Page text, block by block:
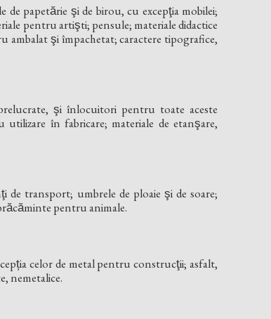
papetărie şi de birou, cu excepţia mobilei;
pentru artişti; pensule; materiale didactice
şi împachetat; caractere tipografice,
şi înlocuitori pentru toate aceste
în fabricare; materiale de etanşare,
de transport; umbrele de ploaie şi de soare;
pentru animale.
celor de metal pentru construcţii; asfalt,
nemetalice.